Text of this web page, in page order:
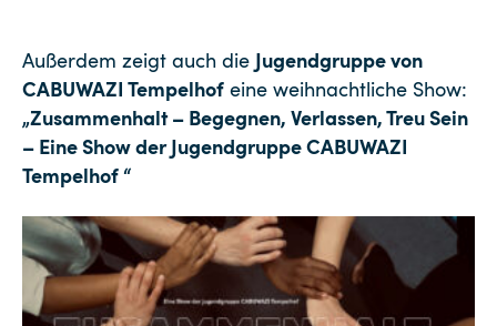
Außerdem zeigt auch die Jugendgruppe von
CABUWAZI Tempelhof eine weihnachtliche Show:
„Zusammenhalt – Begegnen, Verlassen, Treu Sein
– Eine Show der Jugendgruppe CABUWAZI
Tempelhof “